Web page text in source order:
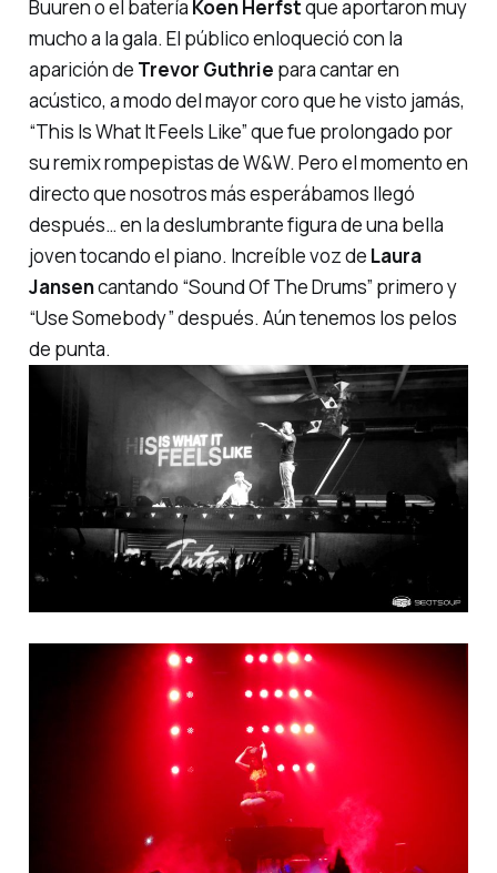
Buuren o el batería Koen Herfstque aportaronmuy
muchoa la gala. El público enloqueció con la
aparición de Trevor Guthrie para cantar en
acústico, a modo del mayor coro que he visto jamás,
“This Is What It Feels Like”que fue prolongado por
su remixrompepistasde W&W. Pero el momento en
directo que nosotros más esperábamos llegó
después… en la deslumbrante figura de una bella
joven tocando el piano. Increíble voz de Laura
Jansencantando “Sound Of The Drums” primero y
“Use Somebody”después. Aún tenemos los pelos
de punta.